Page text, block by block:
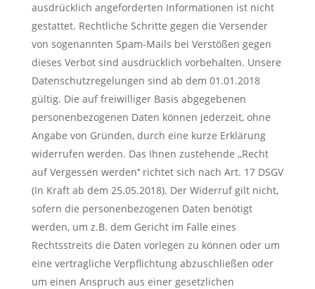
ausdrücklich angeforderten Informationen ist nicht
gestattet. Rechtliche Schritte gegen die Versender
von sogenannten Spam-Mails bei Verstößen gegen
dieses Verbot sind ausdrücklich vorbehalten. Unsere
Datenschutzregelungen sind ab dem 01.01.2018
gültig. Die auf freiwilliger Basis abgegebenen
personenbezogenen Daten können jederzeit, ohne
Angabe von Gründen, durch eine kurze Erklärung
widerrufen werden. Das Ihnen zustehende ,,Recht
auf Vergessen werden‘‘ richtet sich nach Art. 17 DSGV
(In Kraft ab dem 25.05.2018). Der Widerruf gilt nicht,
sofern die personenbezogenen Daten benötigt
werden, um z.B. dem Gericht im Falle eines
Rechtsstreits die Daten vorlegen zu können oder um
eine vertragliche Verpflichtung abzuschließen oder
um einen Anspruch aus einer gesetzlichen